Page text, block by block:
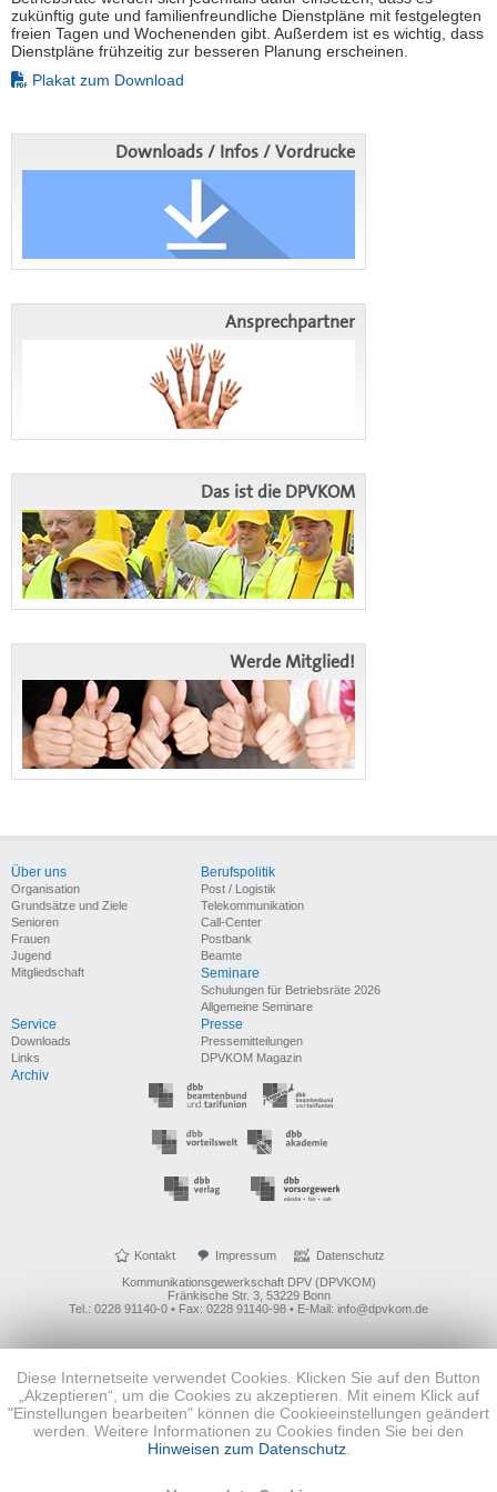
zukünftig gute und familienfreundliche Dienstpläne mit festgelegten
freien Tagen und Wochenenden gibt. Außerdem ist es wichtig, dass
Dienstpläne frühzeitig zur besseren Planung erscheinen.
Plakat zum Download
Downloads / Infos / Vordrucke
Ansprechpartner
Das ist die DPVKOM
Werde Mitglied!
Über uns
Organisation
Grundsätze und Ziele
Senioren
Frauen
Jugend
Mitgliedschaft
Berufspolitik
Post / Logistik
Telekommunikation
Call-Center
Postbank
Beamte
Seminare
Schulungen für Betriebsräte 2026
Allgemeine Seminare
Service
Downloads
Links
Presse
Pressemitteilungen
DPVKOM Magazin
Archiv
Kontakt Impressum
Datenschutz
Kommunikationsgewerkschaft DPV (DPVKOM)
Fränkische Str. 3, 53229 Bonn
Tel.: 0228 91140-0 • Fax: 0228 91140-98 • E-Mail: info@dpvkom.de
Diese Internetseite verwendet Cookies. Klicken Sie auf den Button
„Akzeptieren“, um die Cookies zu akzeptieren. Mit einem Klick auf
"Einstellungen bearbeiten" können die Cookieeinstellungen geändert
werden. Weitere Informationen zu Cookies finden Sie bei den
Hinweisen zum Datenschutz.